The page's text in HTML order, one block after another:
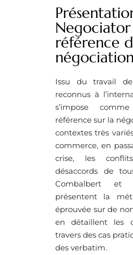
référence
Issu du travail
reconnus à
s’impose
référence sur la
contextes très
commerce, en
crise, les
désaccords de
Combalbert et
présentent la
éprouvée sur de
en détaillent les
travers des cas
des verbatim.